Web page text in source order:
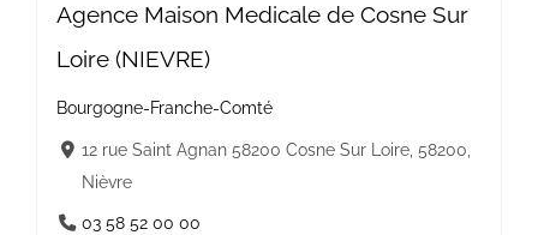
Agence Maison Medicale de Cosne Sur
Loire (NIEVRE)
Bourgogne-Franche-Comté
12 rue Saint Agnan 58200 Cosne Sur Loire, 58200,
Nièvre
03 58 52 00 00